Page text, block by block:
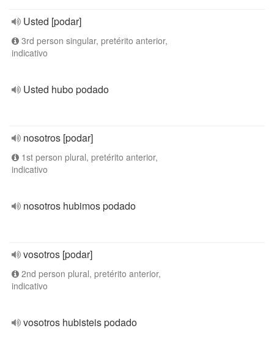
Usted [podar]
3rd person singular, pretérito anterior,
indicativo
Usted hubo podado
nosotros [podar]
1st person plural, pretérito anterior,
indicativo
nosotros hubimos podado
vosotros [podar]
2nd person plural, pretérito anterior,
indicativo
vosotros hubisteis podado